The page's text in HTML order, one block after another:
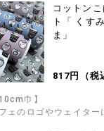
コットン
ト「 くす
ま」
817円（税
巾】
ェのロゴやウェイター